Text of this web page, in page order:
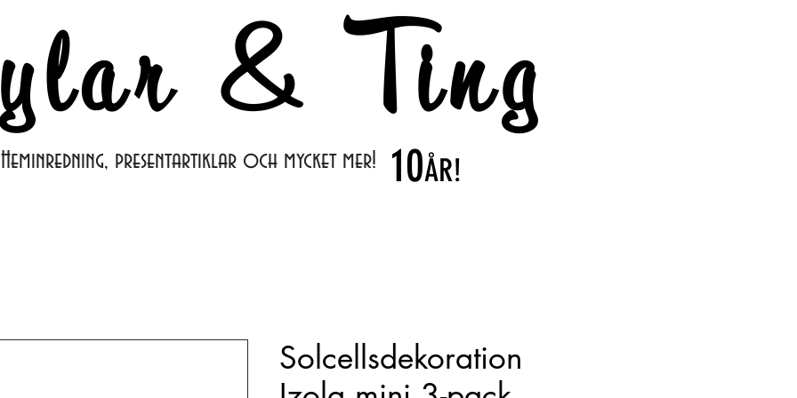
& Ting
Heminredning, presentartiklar och mycket mer! 10ÅR!
Solcellsdekoration